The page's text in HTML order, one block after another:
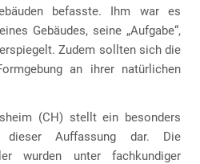
befasste. Ihm war es
Gebäudes, seine „Aufgabe“,
Zudem sollten sich die
an ihrer natürlichen
(CH) stellt ein besonders
dieser Auffassung dar. Die
wurden unter fachkundiger